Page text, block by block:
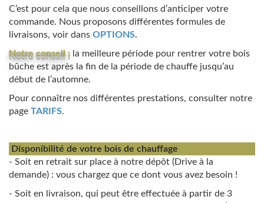
C’est pour cela que nous conseillons d’anticiper votre
commande. Nous proposons différentes formules de
livraisons, voir dans OPTIONS.
Notre conseil : la meilleure période pour rentrer votre bois
bûche est après la fin de la période de chauffe jusqu’au
début de l’automne.
Pour connaître nos différentes prestations, consulter notre
page TARIFS.
Disponibilité de votre bois de chauffage
- Soit en retrait sur place à notre dépôt (Drive à la
demande) : vous chargez que ce dont vous avez besoin !
- Soit en livraison, qui peut être effectuée à partir de 3